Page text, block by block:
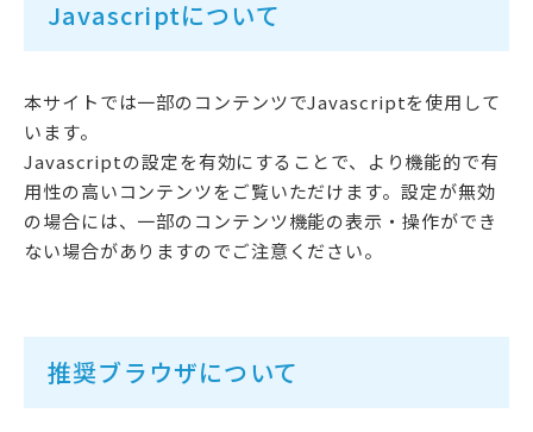
Javascriptについて
本サイトでは一部のコンテンツでJavascriptを使用して
います。
Javascriptの設定を有効にすることで、より機能的で有
用性の高いコンテンツをご覧いただけます。設定が無効
の場合には、一部のコンテンツ機能の表示・操作ができ
ない場合がありますのでご注意ください。
推奨ブラウザについて